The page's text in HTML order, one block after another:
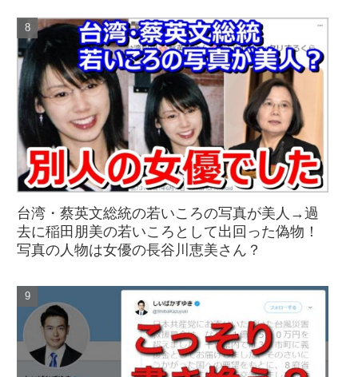
台湾・蔡英文総統の若いころの写真が美人→過
去に稲田朋美の若いころとして出回った偽物！
写真の人物は女優の長谷川恵美さん？